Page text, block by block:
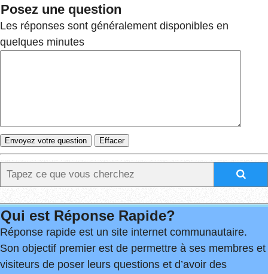
Posez une question
Les réponses sont généralement disponibles en
quelques minutes
Qui est Réponse Rapide?
Réponse rapide est un site internet communautaire.
Son objectif premier est de permettre à ses membres et
visiteurs de poser leurs questions et d’avoir des